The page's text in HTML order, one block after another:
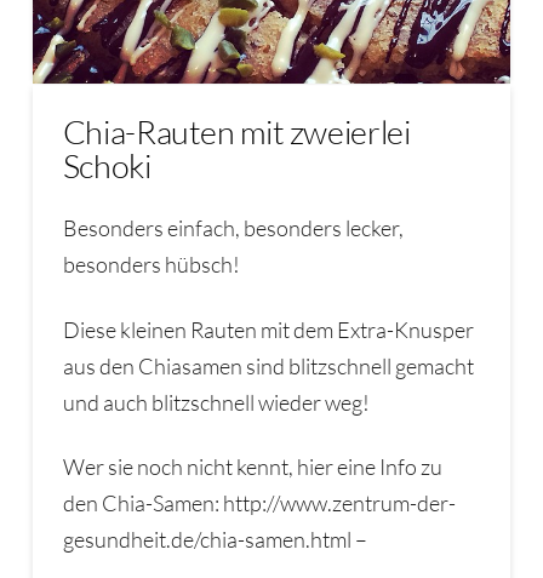
Chia-Rauten mit zweierlei
Schoki
Besonders einfach, besonders lecker,
besonders hübsch!
Diese kleinen Rauten mit dem Extra-Knusper
aus den Chiasamen sind blitzschnell gemacht
und auch blitzschnell wieder weg!
Wer sie noch nicht kennt, hier eine Info zu
den Chia-Samen: http://www.zentrum-der-
gesundheit.de/chia-samen.html –